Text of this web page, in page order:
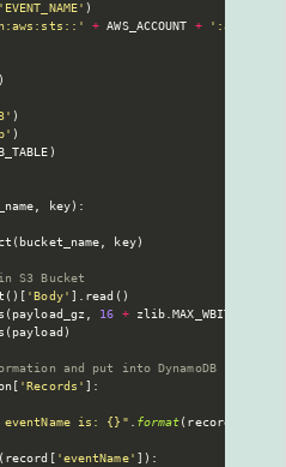
'EVENT_NAME' )
+ AWS_ACCOUNT +
)
)
)
, key) :
( bucket_name, key)
S3 Bucket
( ) 'Body' . read ( )
( payload_gz , 16 + zlib. MAX_WBITS
( payload )
and put into DynamoDB
'Records' :
eventName is: {}" . format( record
record 'eventName' ) :